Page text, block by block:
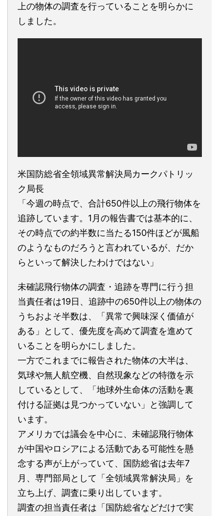
上の物体の調査を行っていることを明らかに
しました。
米国防総省全領域異常解決局カークパトリッ
ク局長
「今週の時点で、合計650件以上の飛行物体を
追跡しています。1月の報告書では基本的に、
その時点での約半数に当たる150件ほどが風船
のようなものだろうと言われているが、だか
らといって解決したわけではない」
未確認飛行物体の調査・追跡を専門に行う担
当責任者は19日、追跡中の650件以上の物体の
うちおよそ半数は、「異常で興味深く価値が
ある」として、優先度を高めて調査を進めて
いることを明らかにしました。
一方でこれまでに報告された物体の大半は、
気球や無人航空機、自然現象などの特徴を示
しているとして、「地球外生命体の活動を裏
付ける証拠は見つかっていない」と強調して
います。
アメリカでは議会を中心に、未確認飛行物体
が中国やロシアによる活動である可能性を懸
念する声が上がっていて、国防総省は去年7
月、専門部局として「全領域異常解決局」を
立ち上げ、調査に乗り出しています。
調査の担当責任者は「国防総省などだけで実